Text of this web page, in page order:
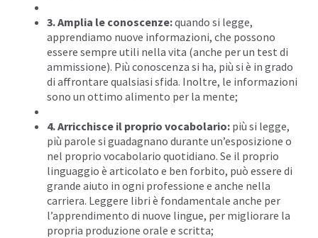
3. Amplia le conoscenze:quando si legge,
apprendiamo nuove informazioni, che possono
essere sempre utili nella vita (anche per un test di
ammissione). Più conoscenza si ha, più si è in grado
di affrontare qualsiasi sfida. Inoltre, le informazioni
sono un ottimo alimento per la mente;
4. Arricchisce il proprio vocabolario: più si legge,
più parole si guadagnano durante un’esposizione o
nel proprio vocabolario quotidiano. Se il proprio
linguaggio è articolato e ben forbito, può essere di
grande aiuto in ogni professione e anche nella
carriera. Leggere libri è fondamentale anche per
l’apprendimento di nuove lingue, per migliorare la
propria produzione orale e scritta;